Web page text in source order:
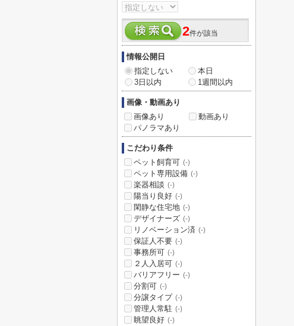
2件が該当
情報公開日
指定しない
本日
3日以内
1週間以内
画像・動画あり
画像あり
動画あり
パノラマあり
こだわり条件
ペット飼育可 (-)
ペット専用設備 (-)
楽器相談 (-)
陽当り良好 (-)
閑静な住宅地 (-)
デザイナーズ (-)
リノベーション済 (-)
保証人不要 (-)
事務所可 (-)
２人入居可 (-)
バリアフリー (-)
分割可 (-)
分譲タイプ (-)
管理人常駐 (-)
眺望良好 (-)